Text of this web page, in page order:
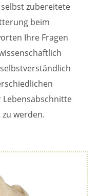
zubereitete
beim
Ihre Fragen
werden.